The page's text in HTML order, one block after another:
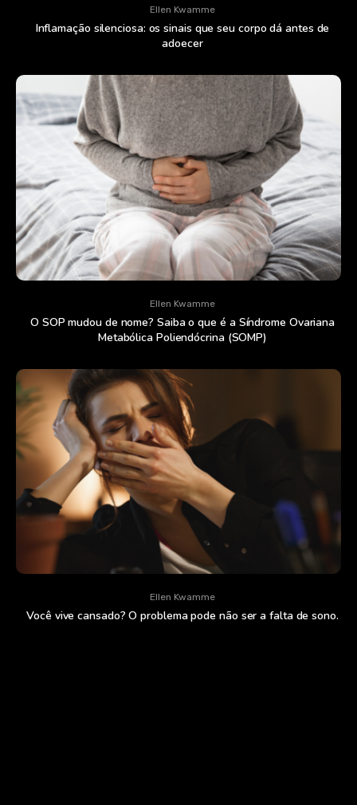
Ellen Kwamme
Inflamação silenciosa: os sinais que seu corpo dá antes de
adoecer
Ellen Kwamme
O SOP mudou de nome? Saiba o que é a Síndrome Ovariana
Metabólica Poliendócrina (SOMP)
Ellen Kwamme
Você vive cansado? O problema pode não ser a falta de sono.